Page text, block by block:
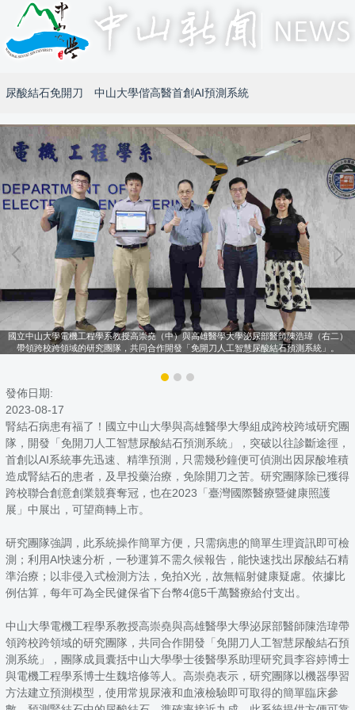
尿酸結石免開刀 中山大學偕高醫首創AI預測系統
國立中山大學電機工程學系教授高崇堯（中）與高雄醫學大學泌尿部醫師陳浩瑋（右二）
帶領跨校跨領域的研究團隊，共同合作開發「免開刀人工智慧尿酸結石預測系統」。
發佈日期:
2023-08-17
腎結石病患有福了！國立中山大學與高雄醫學大學組成跨校跨域研究團
隊，開發「免開刀人工智慧尿酸結石預測系統」，突破以往診斷途徑，
首創以AI系統事先迅速、精準預測，只需幾秒鐘便可偵測出因尿酸堆積
造成腎結石的患者，及早投藥治療，免除開刀之苦。研究團隊除已獲得
跨校聯合創意創業競賽奪冠，也在2023「臺灣國際醫療暨健康照護
展」中展出，可望商轉上市。
研究團隊強調，此系統操作簡單方便，只需病患的簡單生理資訊即可檢
測；利用AI快速分析，一秒運算不需久候報告，能快速找出尿酸結石精
準治療；以非侵入式檢測方法，免拍X光，故無輻射健康疑慮。依據比
例估算，每年可為全民健保省下台幣4億5千萬醫療給付支出。
中山大學電機工程學系教授高崇堯與高雄醫學大學泌尿部醫師陳浩瑋帶
領跨校跨領域的研究團隊，共同合作開發「免開刀人工智慧尿酸結石預
測系統」，團隊成員囊括中山大學學士後醫學系助理研究員李容婷博士
與電機工程學系博士生魏培修等人。高崇堯表示，研究團隊以機器學習
方法建立預測模型，使用常規尿液和血液檢驗即可取得的簡單臨床參